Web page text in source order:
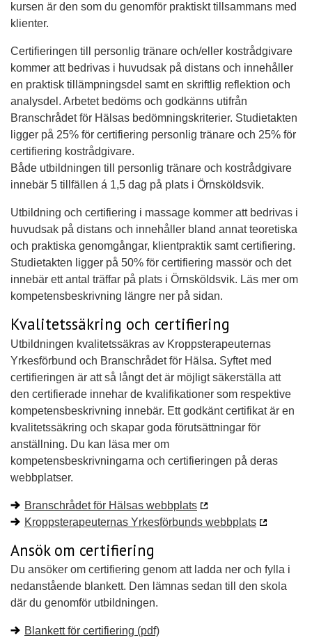
kursen är den som du genomför praktiskt tillsammans med
klienter.
Certifieringen till personlig tränare och/eller kostrådgivare
kommer att bedrivas i huvudsak på distans och innehåller
en praktisk tillämpningsdel samt en skriftlig reflektion och
analysdel. Arbetet bedöms och godkänns utifrån
Branschrådet för Hälsas bedömningskriterier. Studietakten
ligger på 25% för certifiering personlig tränare och 25% för
certifiering kostrådgivare.
Både utbildningen till personlig tränare och kostrådgivare
innebär 5 tillfällen á 1,5 dag på plats i Örnsköldsvik.
Utbildning och certifiering i massage kommer att bedrivas i
huvudsak på distans och innehåller bland annat teoretiska
och praktiska genomgångar, klientpraktik samt certifiering.
Studietakten ligger på 50% för certifiering massör och det
innebär ett antal träffar på plats i Örnsköldsvik. Läs mer om
kompetensbeskrivning längre ner på sidan.
Kvalitetssäkring och certifiering
Utbildningen kvalitetssäkras av Kroppsterapeuternas
Yrkesförbund och Branschrådet för Hälsa. Syftet med
certifieringen är att så långt det är möjligt säkerställa att
den certifierade innehar de kvalifikationer som respektive
kompetensbeskrivning innebär. Ett godkänt certifikat är en
kvalitetssäkring och skapar goda förutsättningar för
anställning. Du kan läsa mer om
kompetensbeskrivningarna och certifieringen på deras
webbplatser.
Branschrådet för Hälsas webbplats
Kroppsterapeuternas Yrkesförbunds webbplats
Ansök om certifiering
Du ansöker om certifiering genom att ladda ner och fylla i
nedanstående blankett. Den lämnas sedan till den skola
där du genomför utbildningen.
Blankett för certifiering (pdf)